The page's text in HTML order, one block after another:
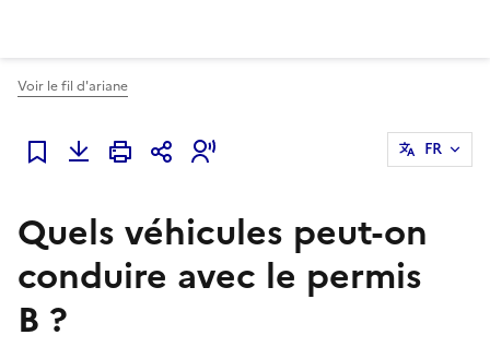
Voir le fil d'ariane
Ajouter à mes favoris
FR
Quels véhicules peut-on
conduire avec le permis
B ?